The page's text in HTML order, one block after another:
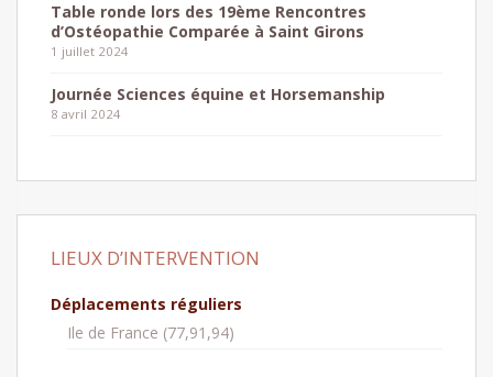
Table ronde lors des 19ème Rencontres
d’Ostéopathie Comparée à Saint Girons
1 juillet 2024
Journée Sciences équine et Horsemanship
8 avril 2024
LIEUX D’INTERVENTION
Déplacements réguliers
Ile de France (77,91,94)